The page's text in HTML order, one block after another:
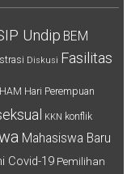
Undip BEM
Diskusi Fasilitas
HAM Hari Perempuan
KKN konflik
Mahasiswa Baru
Covid-19 Pemilihan